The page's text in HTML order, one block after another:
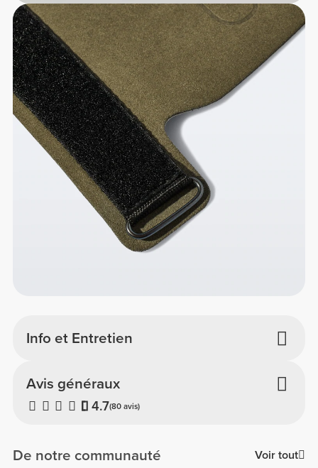
Info et Entretien
Avis généraux
4.7(80 avis)
De notre communauté Voir tout